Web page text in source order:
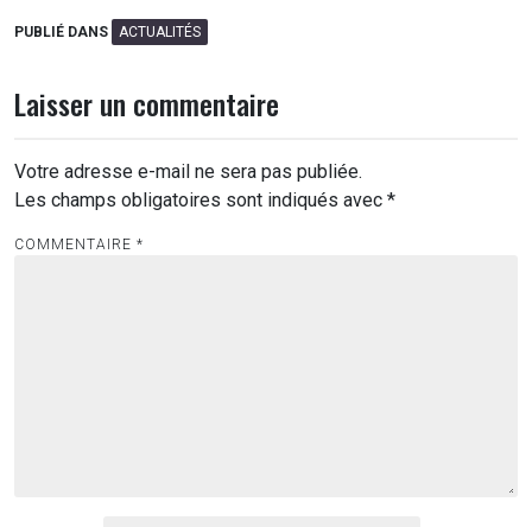
PUBLIÉ DANS ACTUALITÉS
Laisser un commentaire
Votre adresse e-mail ne sera pas publiée.
Les champs obligatoires sont indiqués avec *
COMMENTAIRE *